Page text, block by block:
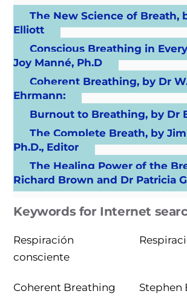
The New Science of Breath,
Elliott
Conscious Breathing in
Joy Manné, Ph.D
Coherent Breathing, by Dr
Ehrmann:
Burnout to Breathing, by Dr
The Complete Breath, by
Ph.D., Editor
The Healing Power of the
Richard Brown and Dr Patricia
Keywords for Internet
Respiración
consciente
Coherent Breathing Stephen